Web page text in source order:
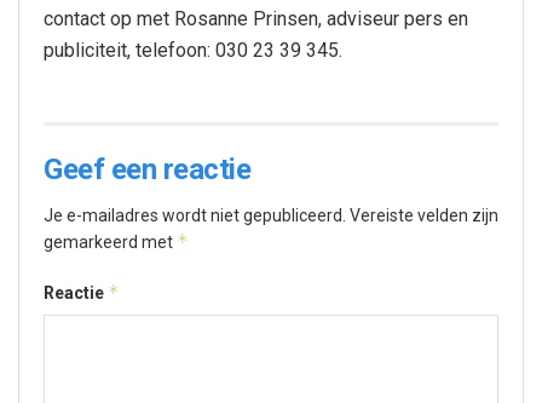
contact op met Rosanne Prinsen, adviseur pers en
publiciteit, telefoon: 030 23 39 345.
Geef een reactie
Je e-mailadres wordt niet gepubliceerd. Vereiste velden zijn
gemarkeerd met *
Reactie *